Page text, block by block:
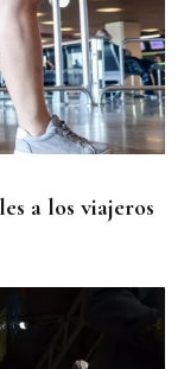
en la
a los viajeros